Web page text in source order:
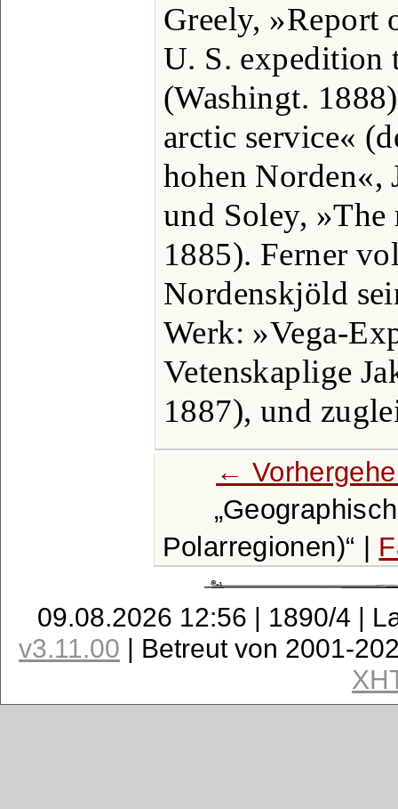
Greely, »Report
U. S.
(Washingt.
arctic service«
hohen Norden«,
und Soley,
1885). Ferner
Nordenskjöld
Werk: »Vega-
Vetenskaplige
1887), und
←
Polarregionen)
09.08.2026 12:56 | 1890/4 |
v3.11.00 | Betreut von 2001-